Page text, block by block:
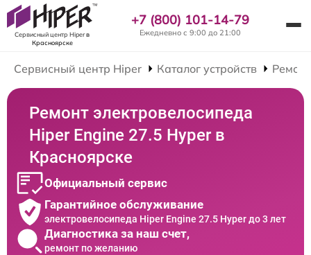
Сервисный центр Hiperв
Красноярске
+7 (800) 101-14-79
Ежедневно с 9:00 до 21:00
Сервисный центр Hiper Каталог устройств
Ремонт электровелосипеда
Hiper Engine 27.5 Нyper в
Красноярске
Официальный сервис
Гарантийное обслуживание
электровелосипеда Hiper Engine 27.5 Нyper до 3 лет
Диагностика за наш счет,
ремонт по желанию